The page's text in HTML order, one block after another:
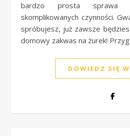
bardzo prosta
skomplikowanych czynności.
spróbujesz, już zawsze
domowy zakwas na żurek!
DOWIEDZ SIĘ